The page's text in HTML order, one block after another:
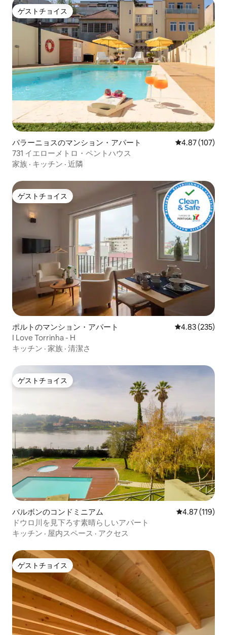
ゲストチョイス
ゲストチョイス
パラーニョスのマンション・アパート レビュー107
4.87 (107)
731 イエローメトロ・ペントハウス
家族 · キッチン · 近隣
ゲストチョイス
ゲストチョイス
ポルトのマンション・アパート レビュー235
4.83 (235)
I Love Torrinha - H
キッチン · 家族 · 清潔さ
ゲストチョイス
ゲストチョイス
バルボンのコンドミニアム レビュー119
4.87 (119)
ドウロ川を見下ろす素晴らしいアパート
キッチン · 屋内スペース · アクセス
ゲストチョイス
ゲストチョイス